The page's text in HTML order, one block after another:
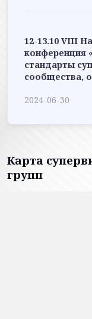
12-13.10 VIII
конференция
стандарты
сообщества,
2024-06-30
Карта
групп